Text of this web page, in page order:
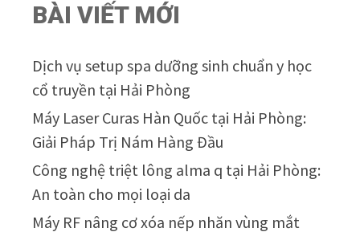
BÀI VIẾT MỚI
Dịch vụ setup spa dưỡng sinh chuẩn y học
cổ truyền tại Hải Phòng
Máy Laser Curas Hàn Quốc tại Hải Phòng:
Giải Pháp Trị Nám Hàng Đầu
Công nghệ triệt lông alma q tại Hải Phòng:
An toàn cho mọi loại da
Máy RF nâng cơ xóa nếp nhăn vùng mắt